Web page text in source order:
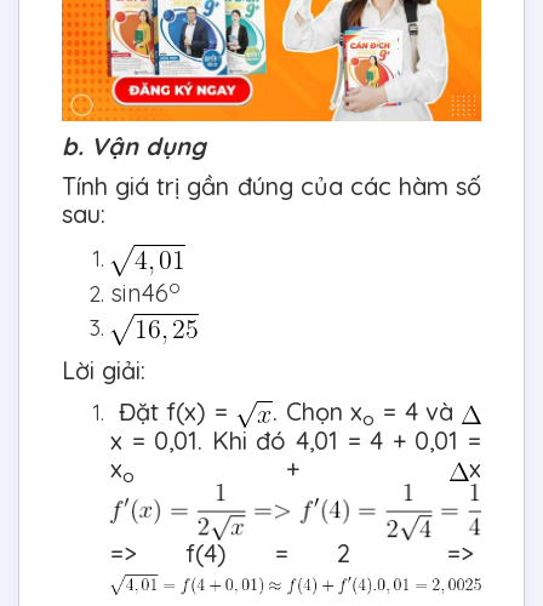
b. Vận dụng
Tính giá trị gần đúng của các hàm số
sau:
sin46o
Lời giải:
Đặt f(x) =
. Chọn xo = 4 và
x = 0,01. Khi đó 4,01 = 4 + 0,01 =
xo + x
=> f(4) = 2 =>